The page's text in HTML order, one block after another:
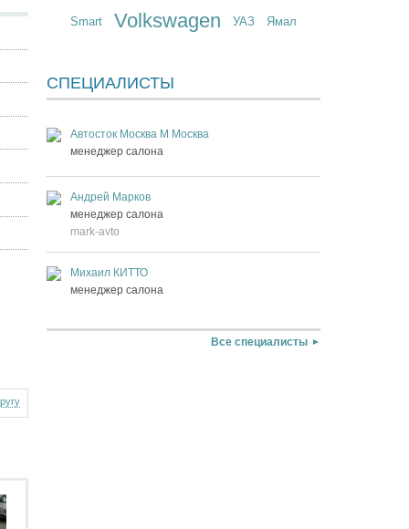
Smart Volkswagen УАЗ Ямал
СПЕЦИАЛИСТЫ
Автосток Москва М Москва
менеджер салона
Андрей Марков
менеджер салона
mark-avto
Михаил КИТТО
менеджер салона
Все специалисты